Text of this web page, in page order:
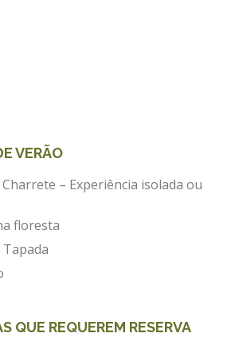
VERÃO
Charrete – Experiência isolada ou
floresta
Tapada
QUE REQUEREM RESERVA